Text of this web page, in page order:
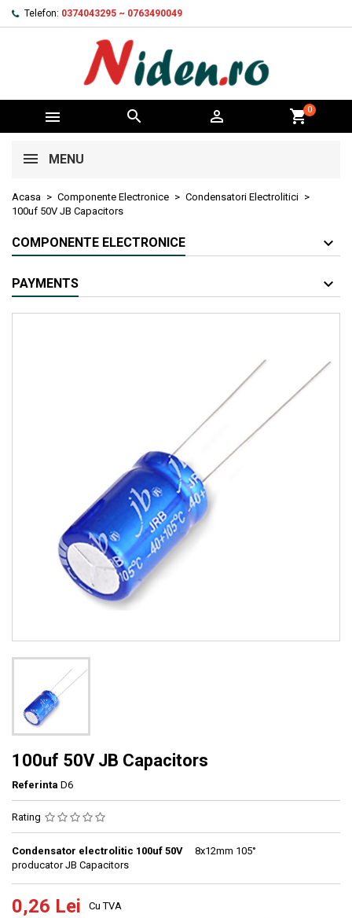
Telefon: 0374043295 ~ 0763490049
   shopping_cart0
MENU
Acasa Componente Electronice
Condensatori Electrolitici
100uf 50V JB Capacitors
COMPONENTE ELECTRONICE
PAYMENTS
100uf 50V JB Capacitors
Referinta D6
Rating
Condensator electrolitic 100uf 50V 8x12mm 105°
producator JB Capacitors
0,26 Lei Cu TVA